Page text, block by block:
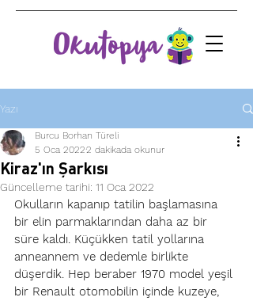
Yazı
Kiraz'ın Şarkısı
Burcu Borhan Türeli
5 Oca 20222 dakikada okunur
Güncelleme tarihi: 11 Oca 2022
Okulların kapanıp tatilin başlamasına
bir elin parmaklarından daha az bir
süre kaldı. Küçükken tatil yollarına
anneannem ve dedemle birlikte
düşerdik. Hep beraber 1970 model yeşil
bir Renault otomobilin içinde kuzeye,